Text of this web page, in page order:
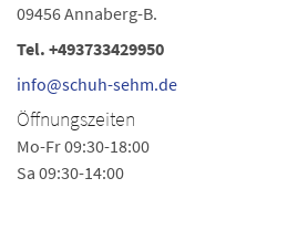
09456 Annaberg-B.
Tel. +493733429950
info@schuh-sehm.de
Öffnungszeiten
Mo-Fr 09:30-18:00
Sa 09:30-14:00